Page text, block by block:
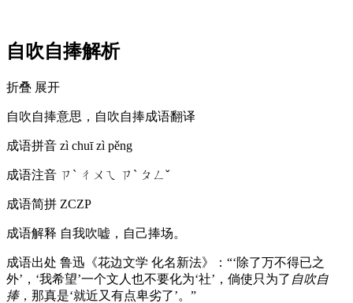
自吹自捧解析
折叠 展开
自吹自捧意思，自吹自捧成语翻译
成语拼音 zì chuī zì pěng
成语注音 ㄗˋ ㄔㄨㄟ ㄗˋ ㄆㄥˇ
成语简拼 ZCZP
成语解释 自我吹嘘，自己捧场。
成语出处 鲁迅《花边文学 化名新法》：“‘除了万不得已之
外’，‘我希望’一个文人也不要化为‘社’，倘使只为了 自吹自
捧，那真是‘就近又有点卑劣了’。”